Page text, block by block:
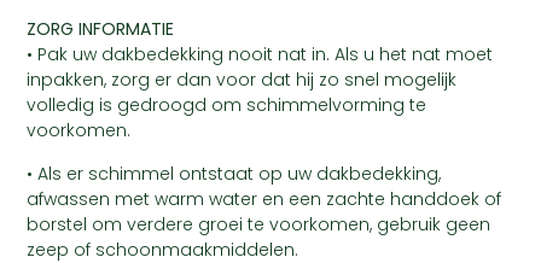
ZORG INFORMATIE
• Pak uw dakbedekking nooit nat in. Als u het nat moet
inpakken, zorg er dan voor dat hij zo snel mogelijk
volledig is gedroogd om schimmelvorming te
voorkomen.
• Als er schimmel ontstaat op uw dakbedekking,
afwassen met warm water en een zachte handdoek of
borstel om verdere groei te voorkomen, gebruik geen
zeep of schoonmaakmiddelen.